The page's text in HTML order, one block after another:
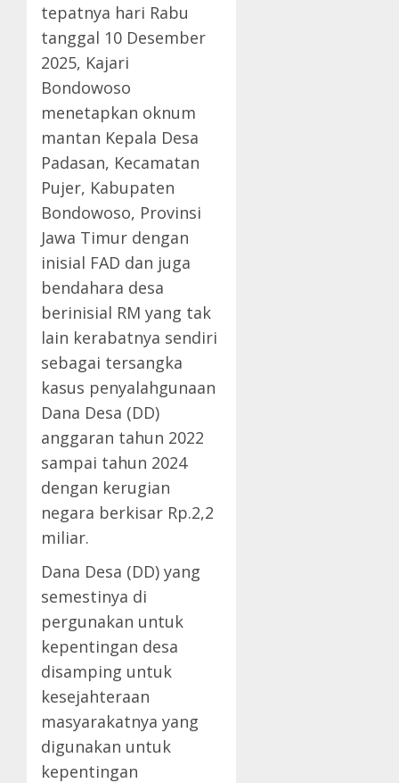
tepatnya hari Rabu
tanggal 10 Desember
2025, Kajari
Bondowoso
menetapkan oknum
mantan Kepala Desa
Padasan, Kecamatan
Pujer, Kabupaten
Bondowoso, Provinsi
Jawa Timur dengan
inisial FAD dan juga
bendahara desa
berinisial RM yang tak
lain kerabatnya sendiri
sebagai tersangka
kasus penyalahgunaan
Dana Desa (DD)
anggaran tahun 2022
sampai tahun 2024
dengan kerugian
negara berkisar Rp.2,2
miliar.
Dana Desa (DD) yang
semestinya di
pergunakan untuk
kepentingan desa
disamping untuk
kesejahteraan
masyarakatnya yang
digunakan untuk
kepentingan